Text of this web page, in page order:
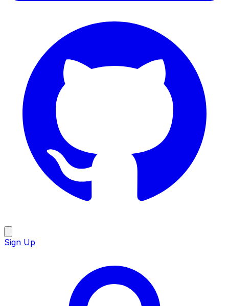
Sign Up